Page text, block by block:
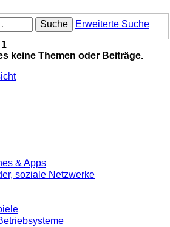
Suche
Erweiterte Suche
1
keine Themen oder Beiträge.
& Apps
soziale Netzwerke